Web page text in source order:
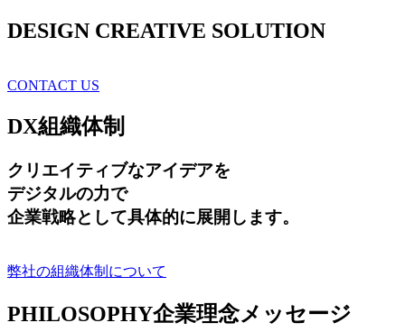
DESIGN CREATIVE SOLUTION
CONTACT US
DX組織体制
クリエイティブなアイデアを
デジタルの力で
企業戦略として具体的に展開します。
弊社の組織体制について
PHILOSOPHY企業理念メッセージ